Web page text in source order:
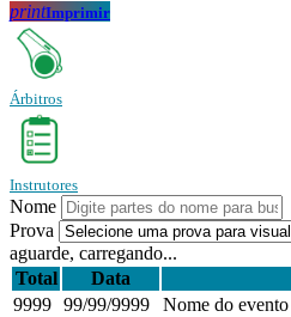
printImprimir
Árbitros
Instrutores
Nome
Prova
aguarde, carregando...
Total
Data
9999 99/99/9999 Nome do